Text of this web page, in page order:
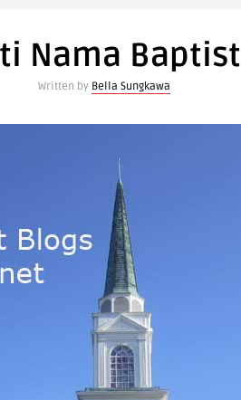
Nama Baptist
Written by Bella Sungkawa